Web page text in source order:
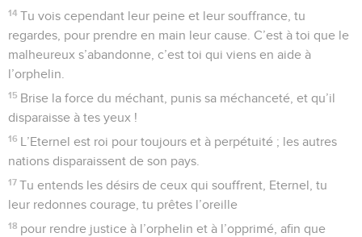
14 Tu vois cependant leur peine et leur souffrance, tu
regardes, pour prendre en main leur cause. C’est à toi que le
malheureux s’abandonne, c’est toi qui viens en aide à
l’orphelin.
15 Brise la force du méchant, punis sa méchanceté, et qu’il
disparaisse à tes yeux !
16
L’Eternel est roi pour toujours et à perpétuité ; les autres
nations disparaissent de son pays.
17 Tu entends les désirs de ceux qui souffrent, Eternel, tu
leur redonnes courage, tu prêtes l’oreille
18 pour rendre justice à l’orphelin et à l’opprimé, afin que